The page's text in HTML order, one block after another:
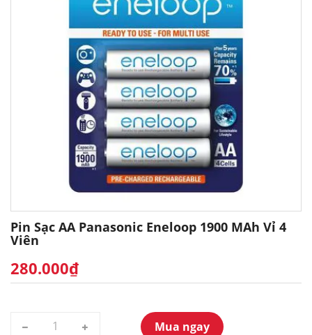
Pin Sạc AA Panasonic Eneloop 1900 MAh Vỉ 4
Viên
280.000₫
Mua ngay